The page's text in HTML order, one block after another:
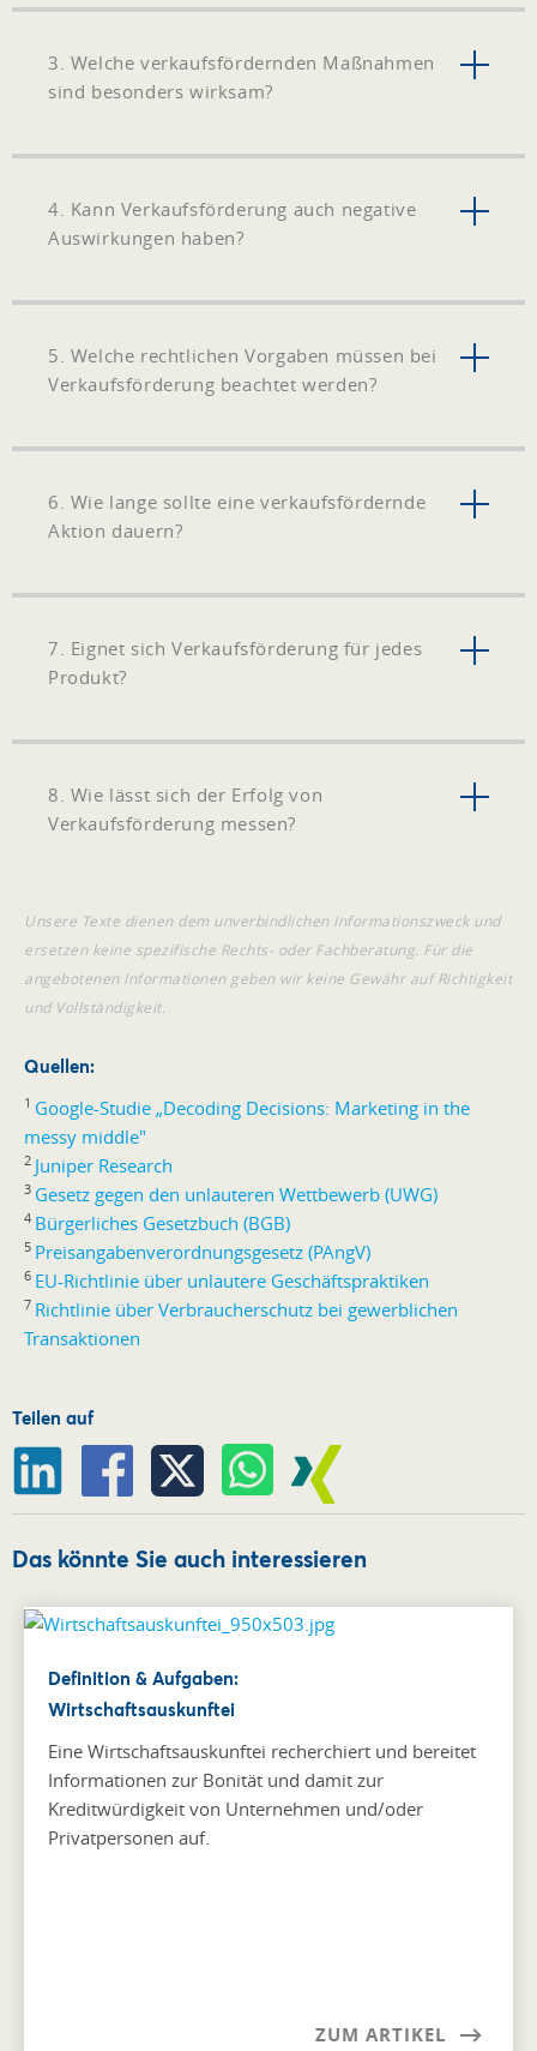
3. Welche verkaufsfördernden Maßnahmen
sind besonders wirksam?
4. Kann Verkaufsförderung auch negative
Auswirkungen haben?
5. Welche rechtlichen Vorgaben müssen bei
Verkaufsförderung beachtet werden?
6. Wie lange sollte eine verkaufsfördernde
Aktion dauern?
7. Eignet sich Verkaufsförderung für jedes
Produkt?
8. Wie lässt sich der Erfolg von
Verkaufsförderung messen?
Unsere Texte dienen dem unverbindlichen Informationszweck und
ersetzen keine spezifische Rechts- oder Fachberatung. Für die
angebotenen Informationen geben wir keine Gewähr auf Richtigkeit
und Vollständigkeit.
Quellen:
1 Google-Studie „Decoding Decisions: Marketing in the
messy middle"
2 Juniper Research
3 Gesetz gegen den unlauteren Wettbewerb (UWG)
4 Bürgerliches Gesetzbuch (BGB)
5 Preisangabenverordnungsgesetz (PAngV)
6 EU-Richtlinie über unlautere Geschäftspraktiken
7 Richtlinie über Verbraucherschutz bei gewerblichen
Transaktionen
Teilen auf
Das könnte Sie auch interessieren
Definition & Aufgaben:
Wirtschaftsauskunftei
Eine Wirtschaftsauskunftei recherchiert und bereitet
Informationen zur Bonität und damit zur
Kreditwürdigkeit von Unternehmen und/oder
Privatpersonen auf.
ZUM ARTIKEL